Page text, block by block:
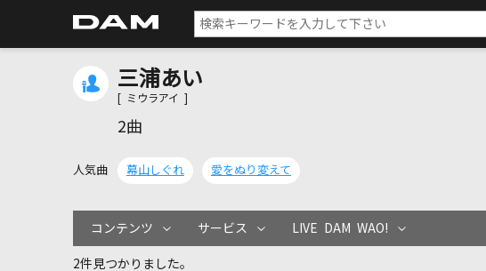
三浦あい
[ ミウラアイ ]
2曲
人気曲 幕山しぐれ 愛をぬり変えて
コンテンツ サービス LIVE DAM WAO!
2件見つかりました。